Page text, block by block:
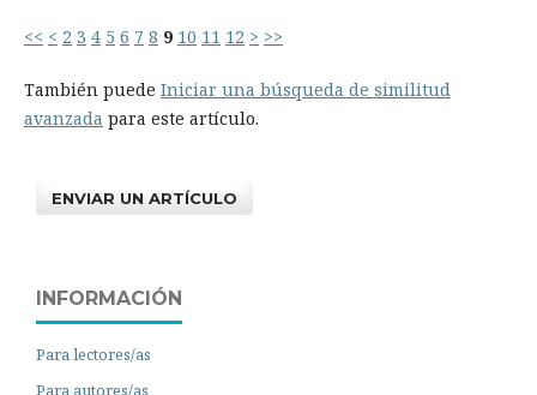
<< < 2 3 4 5 6 7 8 9 10 11 12 > >>
También puede Iniciar una búsqueda de similitud
avanzada para este artículo.
ENVIAR UN ARTÍCULO
INFORMACIÓN
Para lectores/as